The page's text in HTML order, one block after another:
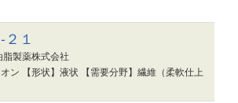
１
脂製薬株式会社
オン 【形状】液状 【需要分野】繊維（柔軟仕上